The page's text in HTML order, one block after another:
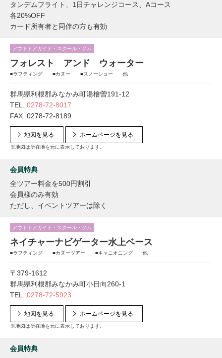
タンデムフライト、1日チャレンジコース、Aコース
各20%OFF
カード所有者と同伴の方も有効
アウトドアガイド・スクール・ジム
フォレスト アンド ウォーター
■ラフティング ■カヌー ■スノーシュー 他
群馬県利根郡みなかみ町湯檜曽191-12
TEL. 0278-72-8017
FAX. 0278-72-8189
地図を見る
※地図は所在地を元に表示しております。
ホームページを見る
会員特典
全ツアー料金を500円割引
会員様のみ有効
ただし、イベントツアーは除く
アウトドアガイド・スクール・ジム
ネイチャーナビゲーター水上ベース
■ラフティング ■カヌーツアー ■キャニオニング 他
〒379-1612
群馬県利根郡みなかみ町小日向260-1
TEL. 0278-72-5923
地図を見る
※地図は所在地を元に表示しております。
ホームページを見る
会員特典